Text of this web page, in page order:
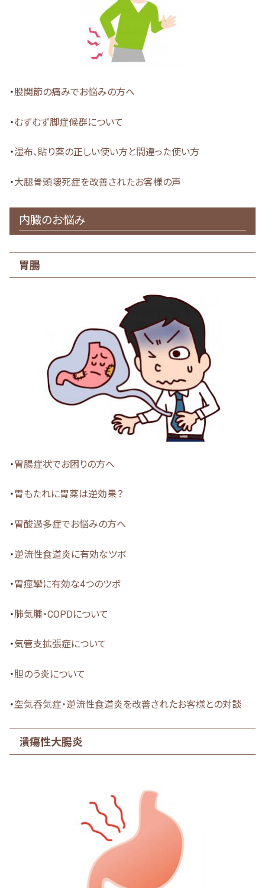
・股関節の痛みでお悩みの方へ
・むずむず脚症候群について
・湿布、貼り薬の正しい使い方と間違った使い方
・大腿骨頭壊死症を改善されたお客様の声
内臓のお悩み
胃腸
・ 胃腸症状でお困りの方へ
・ 胃もたれに胃薬は逆効果？
・ 胃酸過多症でお悩みの方へ
・逆流性食道炎に有効なツボ
・ 胃痙攣に有効な4つのツボ
・肺気腫・COPDについて
・気管支拡張症について
・胆のう炎について
・空気呑気症・逆流性食道炎を改善されたお客様との対談
潰瘍性大腸炎